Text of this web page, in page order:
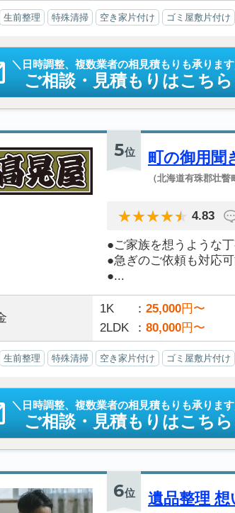
生前整理 特殊清掃 空き家片付け ゴミ屋敷片付け
日時調整、複数業者の相見積もりも承ります
ご相談・見積もりはこちら
5位 町の御用聞
（北海道有珠郡壮瞥
4.83
●ご家族を想うような
●急ぎのご依頼も対応
●...
1K 25,000円〜
2LDK
80,000円〜
生前整理 特殊清掃 空き家片付け ゴミ屋敷片付け
日時調整、複数業者の相見積もりも承ります
ご相談・見積もりはこちら
6位 遺品整理 想